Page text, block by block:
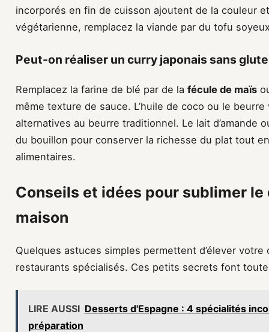
incorporés en fin de cuisson ajoutent de la couleur
végétarienne, remplacez la viande par du tofu
Peut-on réaliser un curry japonais sans
Remplacez la farine de blé par de la fécule de maïs
même texture de sauce. L’huile de coco ou le
alternatives au beurre traditionnel. Le lait d’amande
du bouillon pour conserver la richesse du plat tout
alimentaires.
Conseils et idées pour sublimer le
maison
Quelques astuces simples permettent d’élever
restaurants spécialisés. Ces petits secrets font
LIRE AUSSI Desserts d'Espagne : 4 spécialités
préparation